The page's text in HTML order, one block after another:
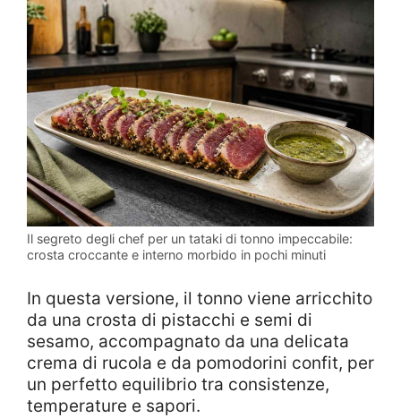
Il segreto degli chef per un tataki di tonno impeccabile:
crosta croccante e interno morbido in pochi minuti
In questa versione, il tonno viene arricchito
da una crosta di pistacchi e semi di
sesamo, accompagnato da una delicata
crema di rucola e da pomodorini confit, per
un perfetto equilibrio tra consistenze,
temperature e sapori.